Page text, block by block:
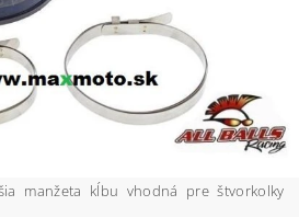
manžeta kĺbu vhodná pre štvorkolky